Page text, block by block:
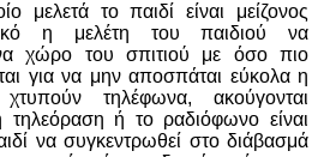
το παιδί είναι μείζονος
η μελέτη του παιδιού να
χώρο του σπιτιού με όσο πιο
για να μην αποσπάται εύκολα η
τηλέφωνα, ακούγονται
τηλεόραση ή το ραδιόφωνο είναι
να συγκεντρωθεί στο διάβασμά